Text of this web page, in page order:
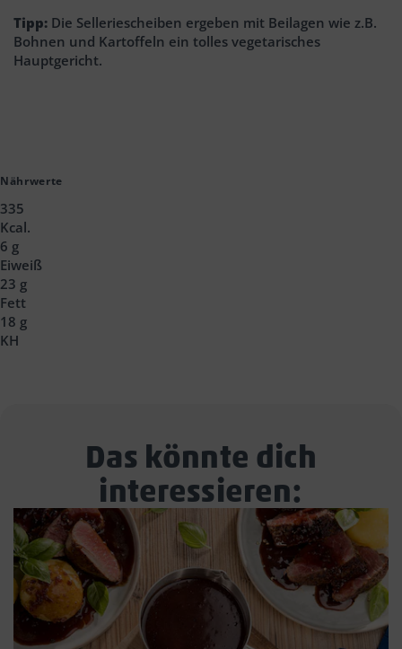
Tipp: Die Selleriescheiben ergeben mit Beilagen wie z.B.
Bohnen und Kartoffeln ein tolles vegetarisches
Hauptgericht.
Nährwerte
335
Kcal.
6 g
Eiweiß
23 g
Fett
18 g
KH
Das könnte dich
interessieren: